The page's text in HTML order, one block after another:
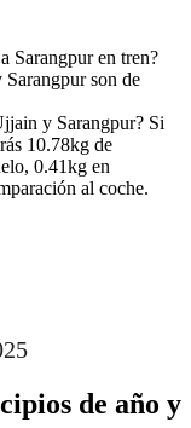
Sarangpur en tren?
son de
y Sarangpur? Si
10.78kg de
0.41kg en
al coche.
de año y